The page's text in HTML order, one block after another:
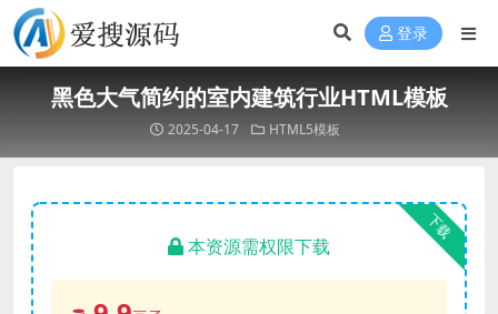
登录
黑色大气简约的室内建筑行业HTML模板
2025-04-17 HTML5模板
下载
本资源需权限下载